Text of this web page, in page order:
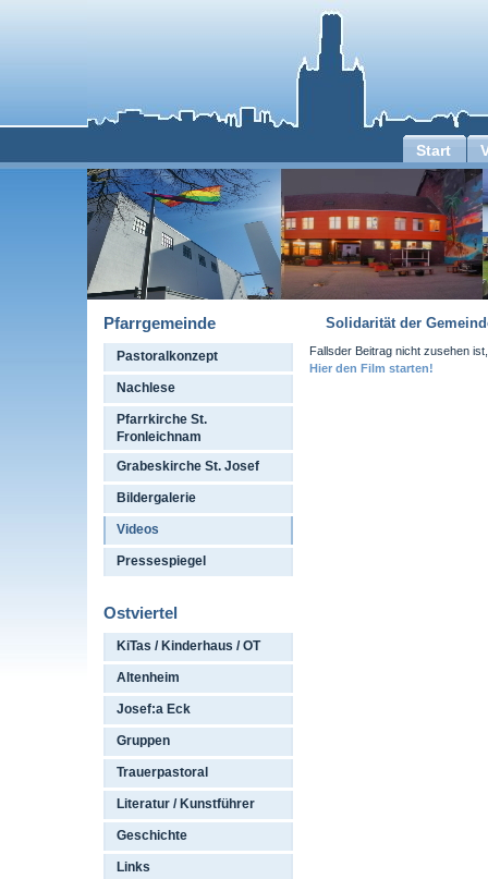
Start
Pfarrgemeinde
Pastoralkonzept
Nachlese
Pfarrkirche St.
Fronleichnam
Grabeskirche St. Josef
Bildergalerie
Videos
Pressespiegel
Ostviertel
KiTas / Kinderhaus / OT
Altenheim
Josef:a Eck
Gruppen
Trauerpastoral
Literatur / Kunstführer
Geschichte
Links
Solidarität der
Fallsder Beitrag nicht zusehen ist,
Hier den Film starten!